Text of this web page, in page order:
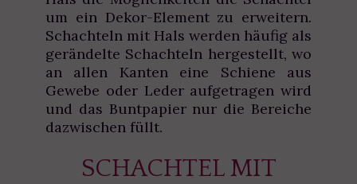
um ein Dekor-Element zu erweitern.
Schachteln mit Hals werden häufig als
gerändelte Schachteln hergestellt, wo
an allen Kanten eine Schiene aus
Gewebe oder Leder aufgetragen wird
und das Buntpapier nur die Bereiche
dazwischen füllt.
SCHACHTEL MIT